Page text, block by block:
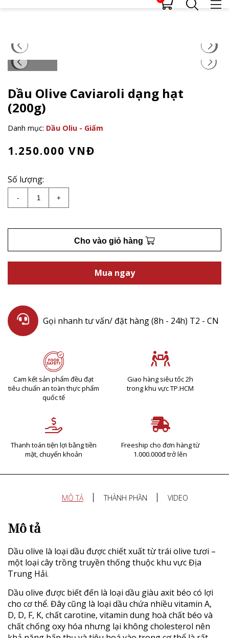
Dầu Olive Caviaroli dạng hạt
(200g)
Danh mục: Dầu Oliu - Giấm
1.250.000 VNĐ
Số lượng:
- Dầu Olive Caviaroli dạng hạt (200g) số lượng
+
Cho vào giỏ hàng
Mua ngay
Gọi nhanh tư vấn/ đặt hàng (8h - 24h) T2 - CN
Cam kết sản phẩm đều đạt
tiêu chuẩn an toàn thực phẩm
quốc tế
Giao hàng siêu tốc 2h
trong khu vực TP.HCM
Thanh toán tiện lợi bằng tiền
mặt, chuyển khoản
Freeship cho đơn hàng từ
1.000.000đ trở lên
MÔ TẢ THÀNH PHẦN VIDEO
Mô tả
Dầu olive là loại dầu được chiết xuất từ trái olive tươi –
một loại cây trồng truyền thống thuộc khu vực Địa
Trung Hải.
Dầu olive được biết đến là loại dầu giàu axit béo có lợi
cho cơ thể. Đây cũng là loại dầu chứa nhiều vitamin A,
D, D, F, K, chất carotine, vitamin dung hoà chất béo và
chất chống oxy hóa nhưng lại không cholesterol nên